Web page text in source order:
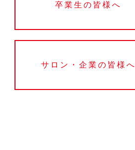
卒業生の皆様へ
サロン・企業の皆様へ